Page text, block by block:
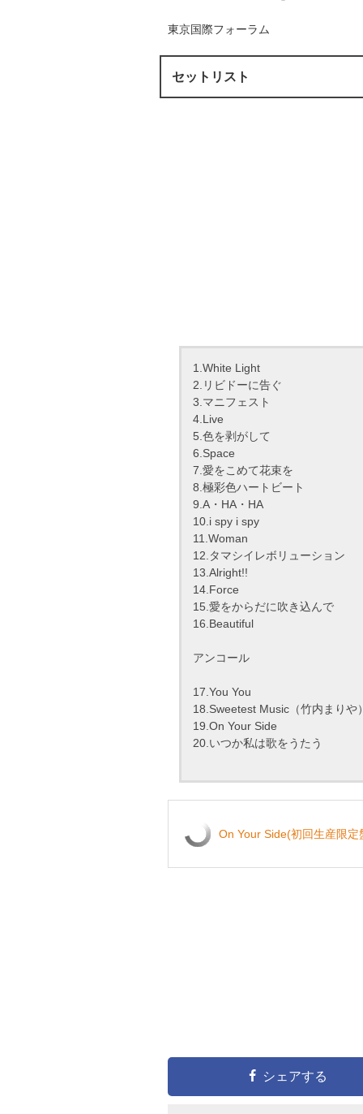
東京国際フォーラム
セットリスト
1.White Light
2.リビドーに告ぐ
3.マニフェスト
4.Live
5.色を剥がして
6.Space
7.愛をこめて花束を
8.極彩色ハートビート
9.A・HA・HA
10.i spy i spy
11.Woman
12.タマシイレボリューション
13.Alright!!
14.Force
15.愛をからだに吹き込んで
16.Beautiful
アンコール
17.You You
18.Sweetest Music（竹内まりや）
19.On Your Side
20.いつか私は歌をうたう
On Your Side(初回生産限定
シェアする